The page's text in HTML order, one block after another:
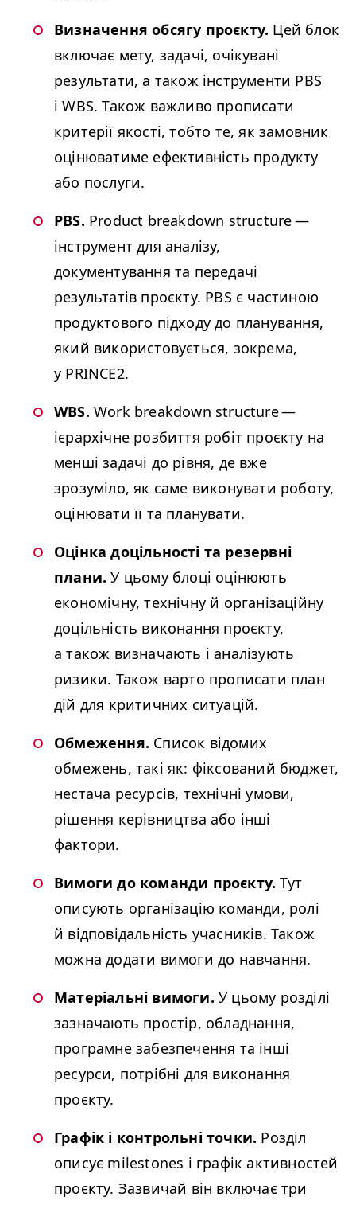
Визначення обсягу проєкту. Цей блок
включає мету, задачі, очікувані
результати, а також інструменти PBS
іWBS. Також важливо прописати
критерії якості, тобто те, як замовник
оцінюватиме ефективність продукту
або послуги.
PBS. Product breakdown structure —
інструмент для аналізу,
документування та передачі
результатів проєкту. PBS є частиною
продуктового підходу до планування,
який використовується, зокрема,
у PRINCE2.
WBS. Work breakdown structure —
ієрархічне розбиття робіт проєкту на
менші задачі до рівня, де вже
зрозуміло, як саме виконувати роботу,
оцінювати її та планувати.
Оцінка доцільності та резервні
плани. У цьому блоці оцінюють
економічну, технічну й організаційну
доцільність виконання проєкту,
а також визначають і аналізують
ризики. Також варто прописати план
дій для критичних ситуацій.
Обмеження. Список відомих
обмежень, такі як: фіксований бюджет,
нестача ресурсів, технічні умови,
рішення керівництва або інші
фактори.
Вимоги до команди проєкту. Тут
описують організацію команди, ролі
й відповідальність учасників. Також
можна додати вимоги до навчання.
Матеріальні вимоги. У цьому розділі
зазначають простір, обладнання,
програмне забезпечення та інші
ресурси, потрібні для виконання
проєкту.
Графік і контрольні точки. Розділ
описує milestones і графік активностей
проєкту. Зазвичай він включає три